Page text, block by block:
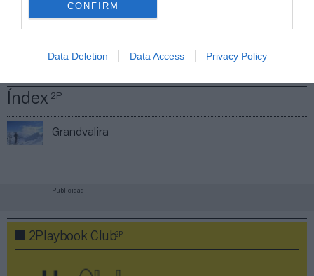
CONFIRM
Data Deletion Data Access Privacy Policy
Índex2P
Grandvalira
Compartir
Imprimir
Publicidad
2Playbook Club2P